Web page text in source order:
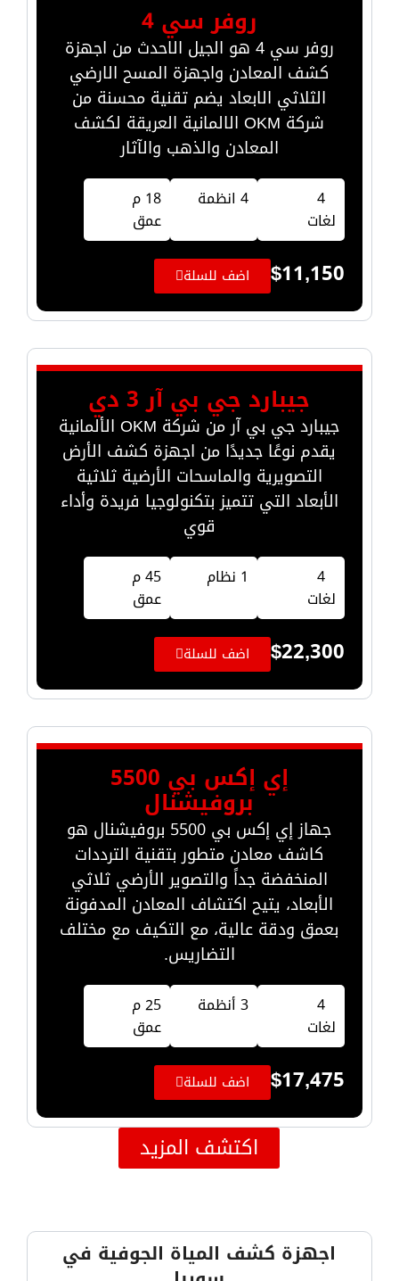
روفر سي 4
روفر سي 4 هو الجيل الاحدث من اجهزة
كشف المعادن واجهزة المسح الارضي
الثلاثي الابعاد يضم تقنية محسنة من
شركة OKM الالمانية العريقة لكشف
المعادن والذهب والآثار
4
لغات
4 انظمة
18 م
عمق
$11,150 اضف للسلة
جيبارد جي بي آر 3 دي
جيبارد جي بي آر من شركة OKM الألمانية
يقدم نوعًا جديدًا من اجهزة كشف الأرض
التصويرية والماسحات الأرضية ثلاثية
الأبعاد التي تتميز بتكنولوجيا فريدة وأداء
قوي
4
لغات
1 نظام
45 م
عمق
$22,300 اضف للسلة
إي إكس بي 5500
بروفيشنال
جهاز إي إكس بي 5500 بروفيشنال هو
كاشف معادن متطور بتقنية الترددات
المنخفضة جداً والتصوير الأرضي ثلاثي
الأبعاد، يتيح اكتشاف المعادن المدفونة
بعمق ودقة عالية، مع التكيف مع مختلف
التضاريس.
4
لغات
3 أنظمة
25 م
عمق
$17,475 اضف للسلة
اكتشف المزيد
اجهزة كشف المياة الجوفية في